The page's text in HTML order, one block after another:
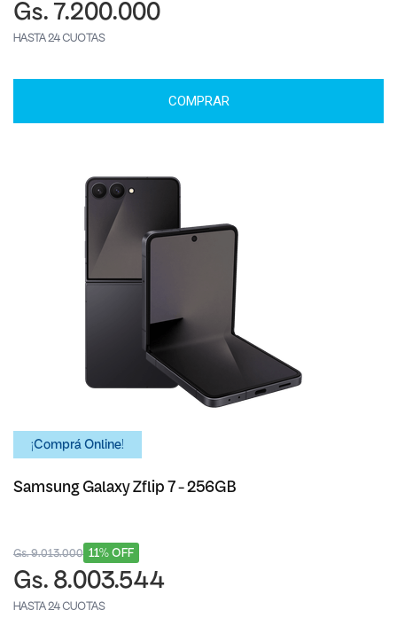
Gs. 7.200.000
HASTA 24 CUOTAS
COMPRAR
¡Comprá Online!
Samsung Galaxy Zflip 7 - 256GB
11% OFF
Gs. 9.013.000
Gs. 8.003.544
HASTA 24 CUOTAS